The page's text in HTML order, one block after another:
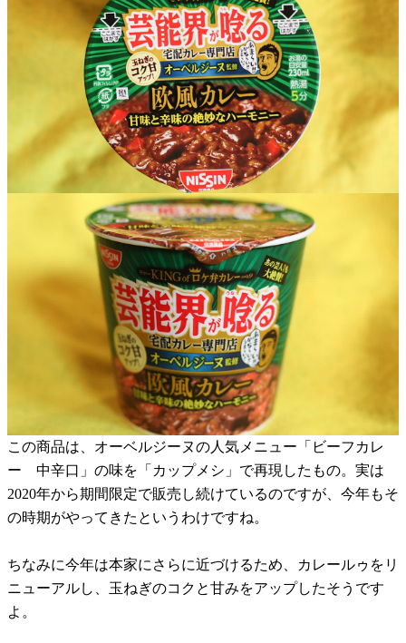
この商品は、オーベルジーヌの人気メニュー「ビーフカレ
ー 中辛口」の味を「カップメシ」で再現したもの。実は
2020年から期間限定で販売し続けているのですが、今年もそ
の時期がやってきたというわけですね。
ちなみに今年は本家にさらに近づけるため、カレールゥをリ
ニューアルし、玉ねぎのコクと甘みをアップしたそうです
よ。